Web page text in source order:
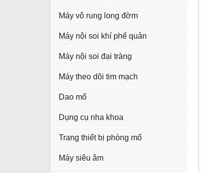
Máy vô rung long đờm
Máy nội soi khí phế quản
Máy nội soi đại tràng
Máy theo dõi tim mạch
Dao mổ
Dụng cụ nha khoa
Trang thiết bị phòng mổ
Máy siêu âm